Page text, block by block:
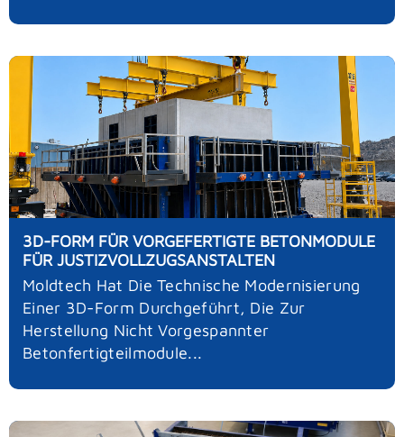
3D-FORM FÜR VORGEFERTIGTE BETONMODULE
FÜR JUSTIZVOLLZUGSANSTALTEN
Moldtech Hat Die Technische Modernisierung
Einer 3D-Form Durchgeführt, Die Zur
Herstellung Nicht Vorgespannter
Betonfertigteilmodule...